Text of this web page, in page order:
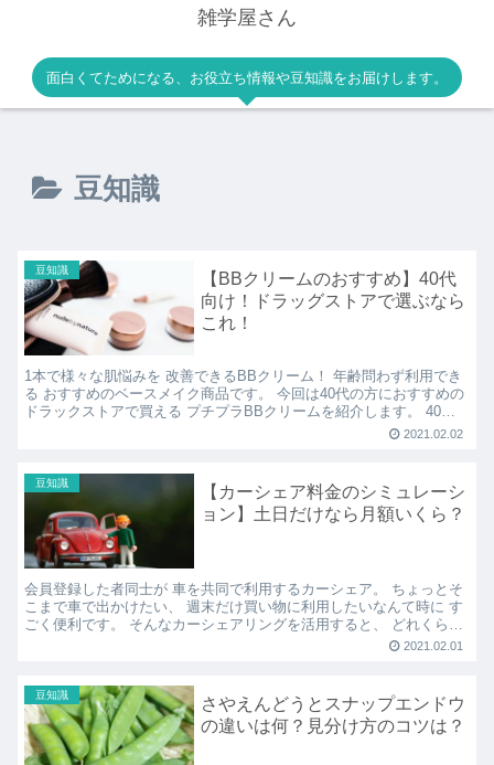
雑学屋さん
面白くてためになる、お役立ち情報や豆知識をお届けします。
豆知識
豆知識
【BBクリームのおすすめ】40代
向け！ドラッグストアで選ぶなら
これ！
1本で様々な肌悩みを 改善できるBBクリーム！ 年齢問わず利用でき
る おすすめのベースメイク商品です。 今回は40代の方におすすめの
ドラックストアで買える プチプラBBクリームを紹介します。 40代
2021.02.02
豆知識
【カーシェア料金のシミュレーシ
ョン】土日だけなら月額いくら？
会員登録した者同士が 車を共同で利用するカーシェア。 ちょっとそ
こまで車で出かけたい、 週末だけ買い物に利用したいなんて時に す
ごく便利です。 そんなカーシェアリングを活用すると、 どれくらい
2021.02.01
豆知識
さやえんどうとスナップエンドウ
の違いは何？見分け方のコツは？